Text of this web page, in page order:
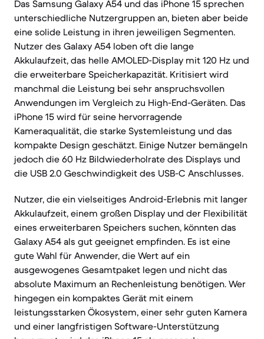
Das Samsung Galaxy A54 und das iPhone 15 sprechen
unterschiedliche Nutzergruppen an, bieten aber beide
eine solide Leistung in ihren jeweiligen Segmenten.
Nutzer des Galaxy A54 loben oft die lange
Akkulaufzeit, das helle AMOLED-Display mit 120 Hz und
die erweiterbare Speicherkapazität. Kritisiert wird
manchmal die Leistung bei sehr anspruchsvollen
Anwendungen im Vergleich zu High-End-Geräten. Das
iPhone 15 wird für seine hervorragende
Kameraqualität, die starke Systemleistung und das
kompakte Design geschätzt. Einige Nutzer bemängeln
jedoch die 60 Hz Bildwiederholrate des Displays und
die USB 2.0 Geschwindigkeit des USB-C Anschlusses.
Nutzer, die ein vielseitiges Android-Erlebnis mit langer
Akkulaufzeit, einem großen Display und der Flexibilität
eines erweiterbaren Speichers suchen, könnten das
Galaxy A54 als gut geeignet empfinden. Es ist eine
gute Wahl für Anwender, die Wert auf ein
ausgewogenes Gesamtpaket legen und nicht das
absolute Maximum an Rechenleistung benötigen. Wer
hingegen ein kompaktes Gerät mit einem
leistungsstarken Ökosystem, einer sehr guten Kamera
und einer langfristigen Software-Unterstützung